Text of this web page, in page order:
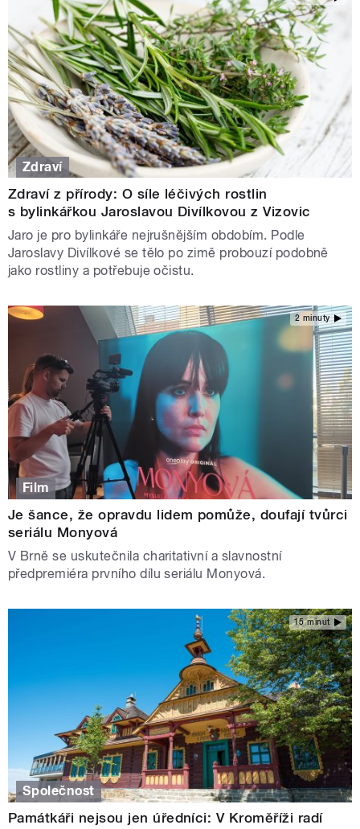
Zdraví
Zdraví z přírody: O síle léčivých rostlin
s bylinkářkou Jaroslavou Divílkovou z Vizovic
Jaro je pro bylinkáře nejrušnějším obdobím. Podle
Jaroslavy Divílkové se tělo po zimě probouzí podobně
jako rostliny a potřebuje očistu.
2 minuty
Film
Je šance, že opravdu lidem pomůže, doufají tvůrci
seriálu Monyová
V Brně se uskutečnila charitativní a slavnostní
předpremiéra prvního dílu seriálu Monyová.
15 minut
Společnost
Památkáři nejsou jen úředníci: V Kroměříži radí